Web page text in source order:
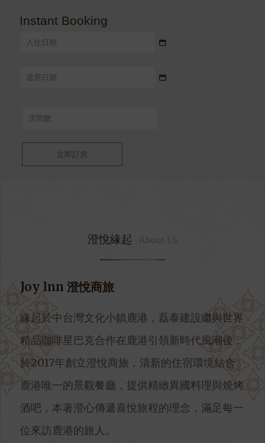
Instant Booking
立即訂房
澄悅緣起 About Us
Joy Inn 澄悅商旅
緣起於中台灣文化小鎮鹿港，磊泰建設繼與世界
精品咖啡星巴克合作在鹿港引領新時代風潮後，
於2017年創立澄悅商旅，清新的住宿環境結合
鹿港唯一的景觀餐廳，提供精緻異國料理與燒烤
酒吧，本著澄心傳遞喜悅旅程的理念，滿足每一
位來訪鹿港的旅人。